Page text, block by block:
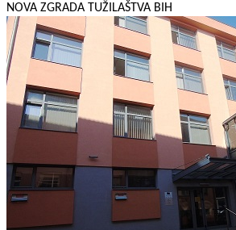
NOVA ZGRADA TUŽILAŠTVA BIH